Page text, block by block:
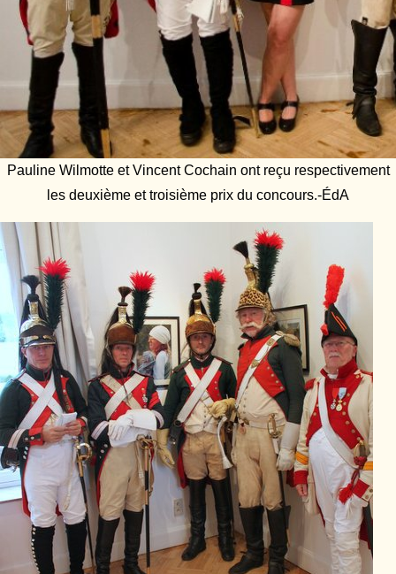
Pauline Wilmotte et Vincent Cochain ont reçu respectivement
les deuxième et troisième prix du concours.-ÉdA